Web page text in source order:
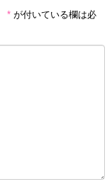
* が付いている欄は必